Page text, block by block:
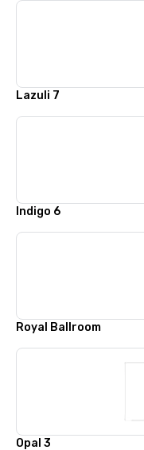
Lazuli 7
Indigo 6
Royal Ballroom
Opal 3